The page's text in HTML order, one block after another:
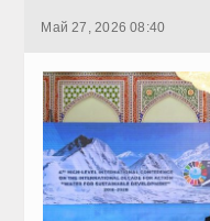
Май 27, 2026 08:40